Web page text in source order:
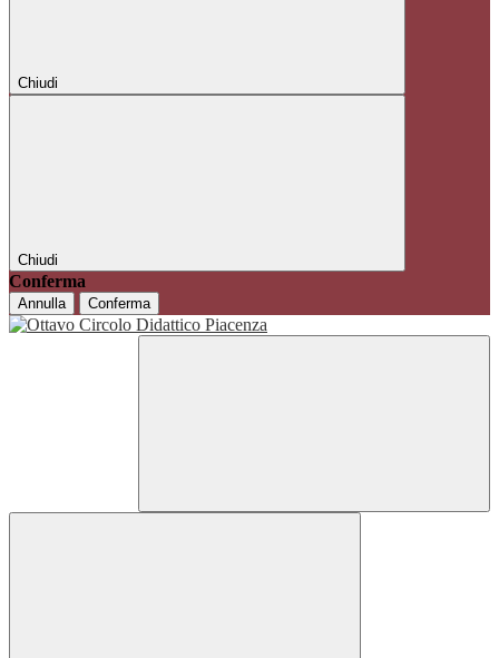
Chiudi
Chiudi
Conferma
Annulla Conferma